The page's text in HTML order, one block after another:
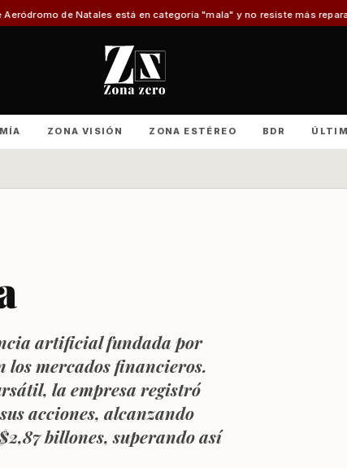
está en categoría "mala" y no resiste más reparaciones
ZONA VISIÓN ZONA ESTÉREO BDR
artificial fundada por
los mercados financieros.
la empresa registró
acciones, alcanzando
billones, superando así